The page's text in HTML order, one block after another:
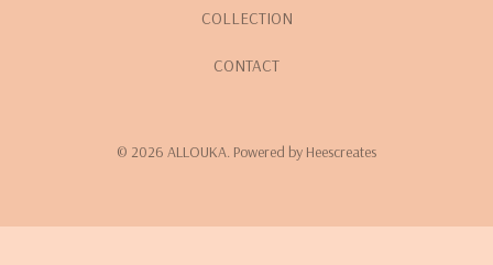
COLLECTION
CONTACT
© 2026 ALLOUKA. Powered by Heescreates